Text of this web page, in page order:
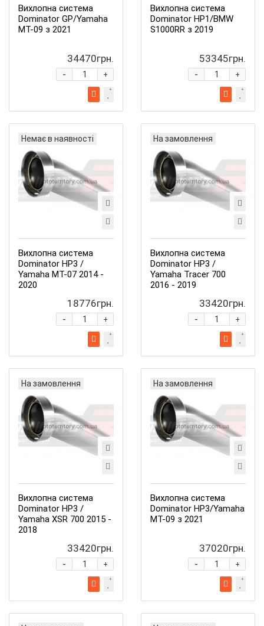
Вихлопна система
Dominator GP/Yamaha
MT-09 з 2021
34470грн.
+
-
Вихлопна система
Dominator HP1/BMW
S1000RR з 2019
53345грн.
+
-
Немає в наявності
Вихлопна система
Dominator HP3 /
Yamaha MT-07 2014 -
2020
18776грн.
+
-
На замовлення
Вихлопна система
Dominator HP3 /
Yamaha Tracer 700
2016 - 2019
33420грн.
+
-
На замовлення
Вихлопна система
Dominator HP3 /
Yamaha XSR 700 2015 -
2018
33420грн.
+
-
На замовлення
Вихлопна система
Dominator HP3/Yamaha
MT-09 з 2021
37020грн.
+
-